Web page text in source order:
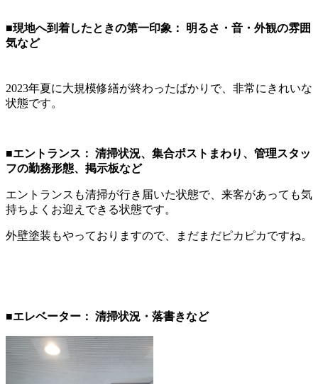
■現地へ到着したときの第一印象：
明るさ・音・外観の雰囲
気など
2023年夏に大規模修繕が終わったばかりで、非常にきれいな
状態です。
■エントランス： 清掃状況、集合ポストまわり、管理スタッ
フの勤務形態、掲示板など
エントランスも清掃が行き届いた状態で、来客があっても気
持ちよくお迎えできる状態です。
外壁塗装もやっておりますので、まだまだピカピカですね。
■エレベーター： 清掃状況・落書きなど